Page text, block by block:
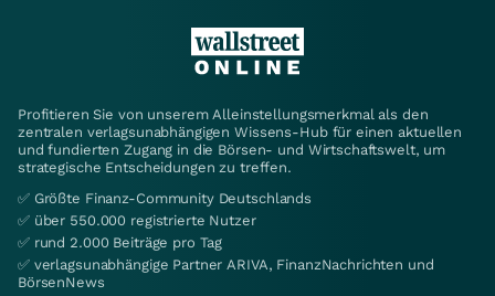
Profitieren Sie von unserem Alleinstellungsmerkmal als den
zentralen verlagsunabhängigen Wissens-Hub für einen aktuellen
und fundierten Zugang in die Börsen- und Wirtschaftswelt, um
strategische Entscheidungen zu treffen.
✅ Größte Finanz-Community Deutschlands
✅ über 550.000 registrierte Nutzer
✅ rund 2.000 Beiträge pro Tag
✅ verlagsunabhängige Partner ARIVA, FinanzNachrichten und
BörsenNews